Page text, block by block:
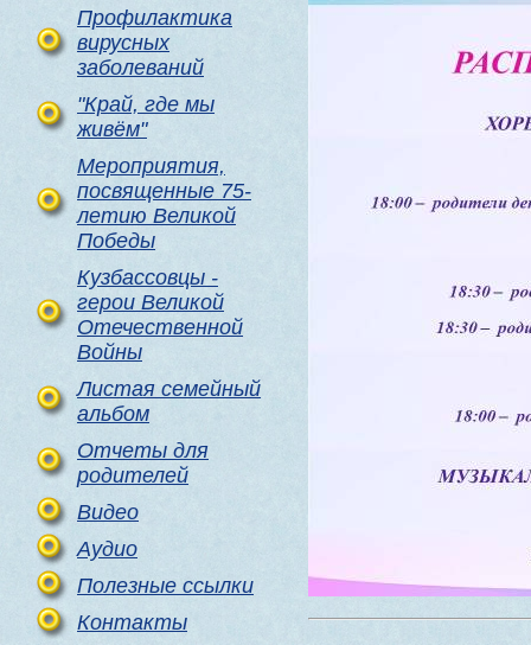
Профилактика
вирусных
заболеваний
"Край, где мы
живём"
Мероприятия,
посвященные 75-
летию Великой
Победы
Кузбассовцы -
герои Великой
Отечественной
Войны
Листая семейный
альбом
Отчеты для
родителей
Видео
Аудио
Полезные ссылки
Контакты